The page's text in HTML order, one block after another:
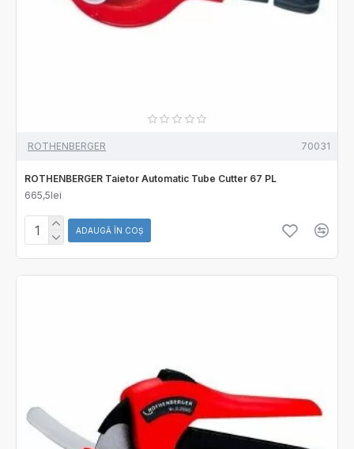
ROTHENBERGER 70031
ROTHENBERGER Taietor Automatic Tube Cutter 67 PL
665,5lei
ADAUGĂ ÎN COŞ